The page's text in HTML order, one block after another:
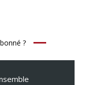
?